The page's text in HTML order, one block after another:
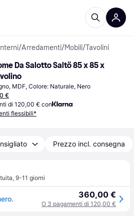
/Arredamenti/Mobili/Tavolini
Da Salotto Saltö 85 x 85 x
MDF, Colore: Naturale, Nero
€
di 120,00 € con
flessibili*
Prezzo incl. consegna
, 9-11 giorni
360,00 €
O 3 pagamenti di 120,00 €